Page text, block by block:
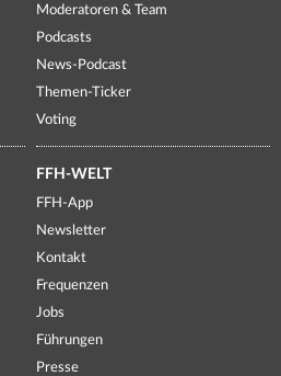
Moderatoren & Team
Podcasts
News-Podcast
Themen-Ticker
Voting
FFH-WELT
FFH-App
Newsletter
Kontakt
Frequenzen
Jobs
Führungen
Presse